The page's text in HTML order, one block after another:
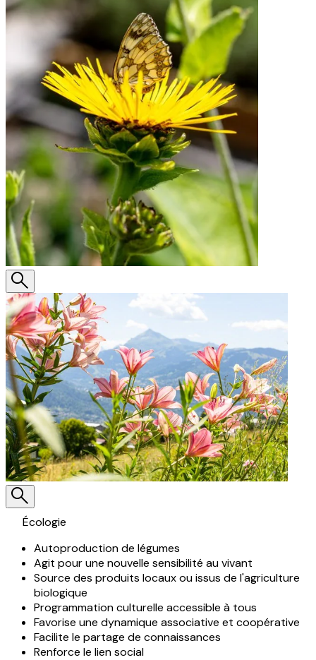
Écologie
Autoproduction de légumes
Agit pour une nouvelle sensibilité au vivant
Source des produits locaux ou issus de l'agriculture
biologique
Programmation culturelle accessible à tous
Favorise une dynamique associative et coopérative
Facilite le partage de connaissances
Renforce le lien social